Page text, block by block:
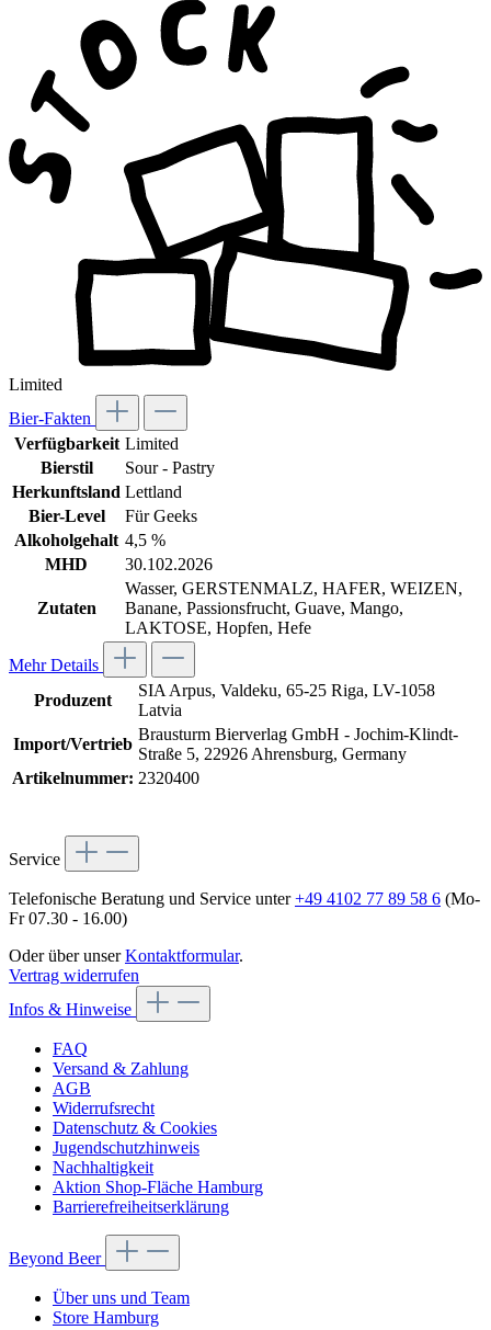
Limited
Bier-Fakten
Verfügbarkeit Limited
Bierstil
Sour - Pastry
Herkunftsland Lettland
Bier-Level
Für Geeks
Alkoholgehalt 4,5 %
MHD
30.102.2026
Zutaten
Wasser, GERSTENMALZ, HAFER, WEIZEN,
Banane, Passionsfrucht, Guave, Mango,
LAKTOSE, Hopfen, Hefe
Mehr Details
Produzent
SIA Arpus, Valdeku, 65-25 Riga, LV-1058
Latvia
Import/Vertrieb
Brausturm Bierverlag GmbH - Jochim-Klindt-
Straße 5, 22926 Ahrensburg, Germany
Artikelnummer: 2320400
Service
Telefonische Beratung und Service unter+49 4102 77 89 58 6 (Mo-
Fr 07.30 - 16.00)
Oder über unserKontaktformular.
Vertrag widerrufen
Infos & Hinweise
FAQ
Versand & Zahlung
AGB
Widerrufsrecht
Datenschutz & Cookies
Jugendschutzhinweis
Nachhaltigkeit
Aktion Shop-Fläche Hamburg
Barrierefreiheitserklärung
Beyond Beer
Über uns und Team
Store Hamburg